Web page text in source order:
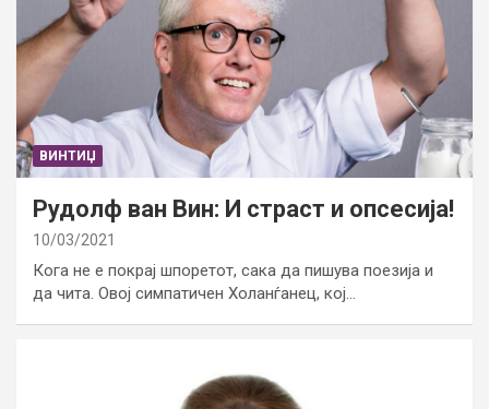
ВИНТИЏ
Рудолф ван Вин: И страст и опсесија!
10/03/2021
Кога не е покрај шпоретот, сака да пишува поезија и
да чита. Овој симпатичен Холанѓанец, кој…